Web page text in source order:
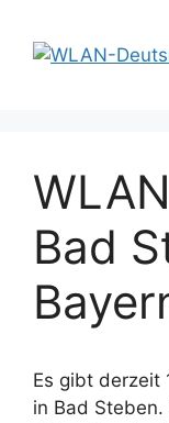
Inhalt
springen
Bad
Es gibt derzeit
in Bad